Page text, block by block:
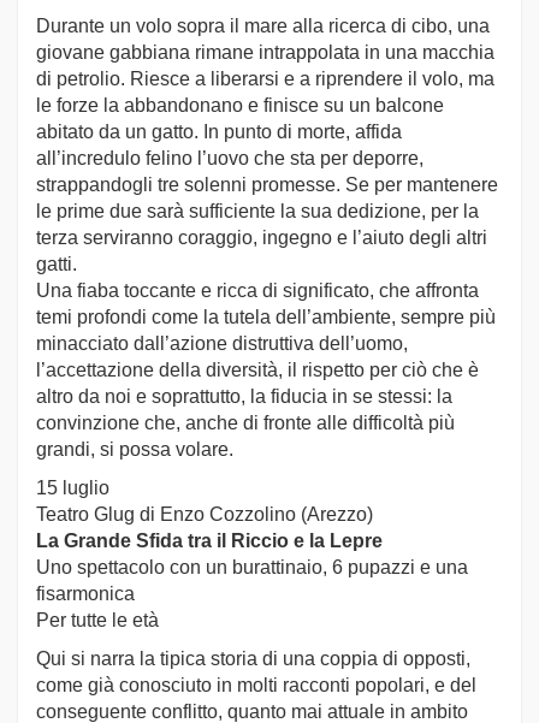
Durante un volo sopra il mare alla ricerca di cibo, una
giovane gabbiana rimane intrappolata in una macchia
di petrolio. Riesce a liberarsi e a riprendere il volo, ma
le forze la abbandonano e finisce su un balcone
abitato da un gatto. In punto di morte, affida
all’incredulo felino l’uovo che sta per deporre,
strappandogli tre solenni promesse. Se per mantenere
le prime due sarà sufficiente la sua dedizione, per la
terza serviranno coraggio, ingegno e l’aiuto degli altri
gatti.
Una fiaba toccante e ricca di significato, che affronta
temi profondi come la tutela dell’ambiente, sempre più
minacciato dall’azione distruttiva dell’uomo,
l’accettazione della diversità, il rispetto per ciò che è
altro da noi e soprattutto, la fiducia in se stessi: la
convinzione che, anche di fronte alle difficoltà più
grandi, si possa volare.
15 luglio
Teatro Glug di Enzo Cozzolino (Arezzo)
La Grande Sfida tra il Riccio e la Lepre
Uno spettacolo con un burattinaio, 6 pupazzi e una
fisarmonica
Per tutte le età
Qui si narra la tipica storia di una coppia di opposti,
come già conosciuto in molti racconti popolari, e del
conseguente conflitto, quanto mai attuale in ambito